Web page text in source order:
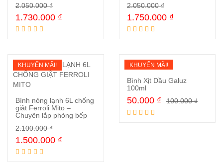
Mua ngay
2.050.000₫
1.730.000 ₫
Mua ngay
2.050.000₫
1.750.000 ₫
KHUYẾN MÃI!
Mua ngay
Bình nóng lạnh 6L chống
giật Ferroli Mito –
Chuyên lắp phòng bếp
2.100.000₫
1.500.000 ₫
KHUYẾN MÃI!
Bình Xịt Dầu Galuz
100ml
100.000₫
50.000 ₫